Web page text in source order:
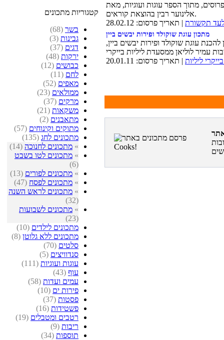
קטגוריות מתכונים
בשר (68)
גבינות (3)
דגים (37)
ירקות (48)
כבושים (12)
לחם (11)
מאפים (52)
ממולאים (23)
מרקים (37)
משקאות (21)
מתאבנים (2)
מתוקים וקינוחים (57)
מתכונים לחג (135)
» מתכונים לחנוכה (14)
» מתכונים לטו בשבט
(6)
» מתכונים לפורים (13)
» מתכונים לפסח (47)
» מתכונים לראש השנה
(32)
» מתכונים לשבועות
(23)
מתכונים לילדים (10)
מתכונים ללא גלוטן (8)
סלטים (70)
סנדוויצים (5)
עוגות ועוגיות (111)
עוף (43)
עמים ועדות (58)
פירות ים (10)
פסטות (37)
פשטידות (16)
רטבים ומטבלים (19)
ריבות (9)
תוספות (34)
מתוך הספר עוגות ועוגיות, מאת
אלינוער רבין בהוצאת קוראים.
תקשורת | תאריך פרסום: 28.02.12
מתכון עוגת שוקולד ופירות יבשים ביין
להכנת עוגת שוקולד ופירות יבשים ביין,
ליליות | תאריך פרסום: 20.01.11